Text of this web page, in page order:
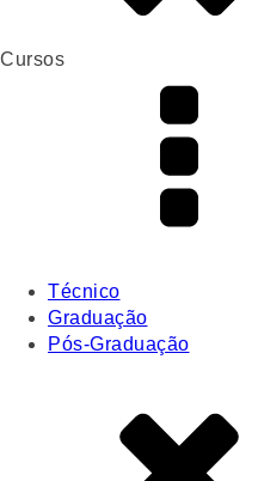
Cursos
Técnico
Graduação
Pós-Graduação